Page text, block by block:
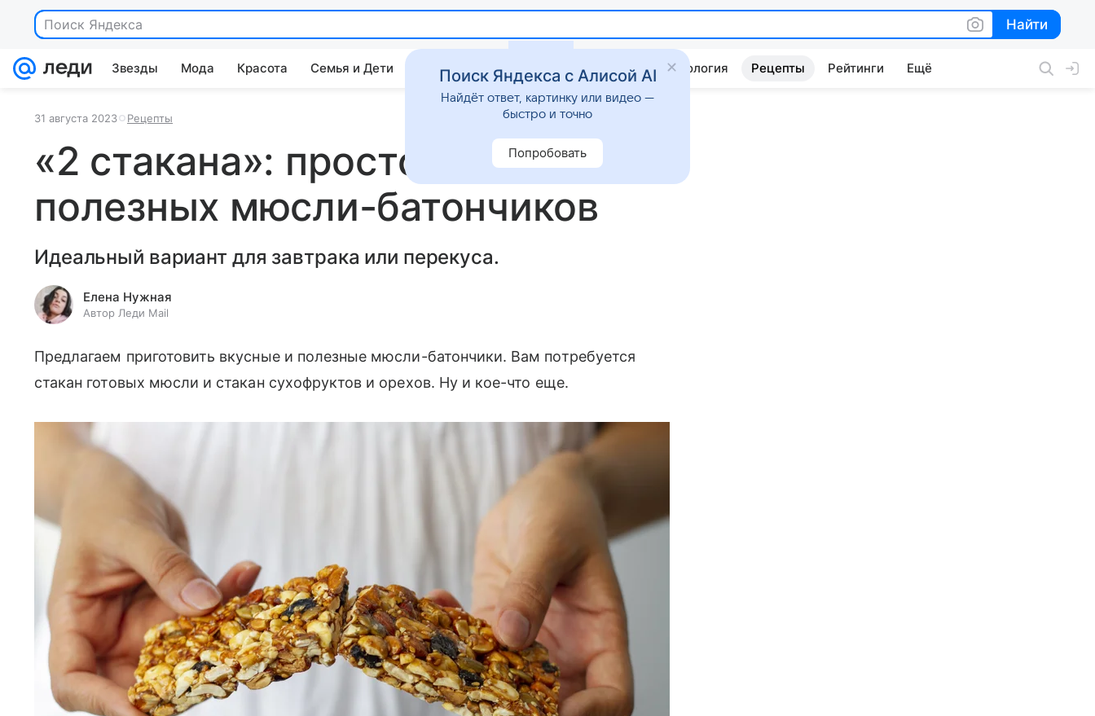
Поиск Яндекса Найти
Найти
Звезды Мода Красота Семья и Дети Дом Гороскопы Стиль жизни Психология Рецепты Рейтинги Ещё
31 августа 2023 Рецепты
«2 стакана»: простой рецепт
полезных мюсли-батончиков
Идеальный вариант для завтрака или перекуса.
Елена Нужная
Автор Леди Mail
Предлагаем приготовить вкусные и полезные мюсли-батончики. Вам потребуется
стакан готовых мюсли и стакан сухофруктов и орехов. Ну и кое-что еще.
Поиск Яндекса с Алисой AI
Найдёт ответ, картинку или видео —
быстро и точно
Попробовать